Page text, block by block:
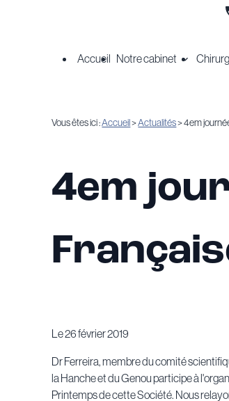
Accueil Notre cabinet
Vous êtes ici :Accueil>Actualités> 4em
4em
Le26 février 2019
Dr Ferreira, membre du comité
la Hanche et du Genou participe à
Printemps de cette Société. Nous